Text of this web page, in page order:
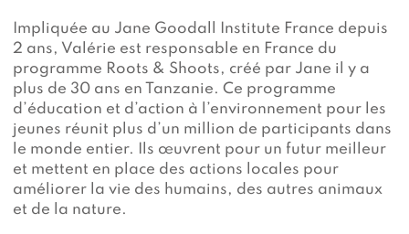
Impliquée au Jane Goodall Institute France depuis
2 ans, Valérie est responsable en France du
programme Roots & Shoots, créé par Jane il y a
plus de 30 ans en Tanzanie. Ce programme
d’éducation et d’action à l’environnement pour les
jeunes réunit plus d’un million de participants dans
le monde entier. Ils œuvrent pour un futur meilleur
et mettent en place des actions locales pour
améliorer la vie des humains, des autres animaux
et de la nature.